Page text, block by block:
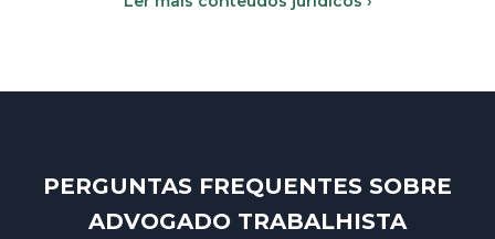
PERGUNTAS FREQUENTES SOBRE
ADVOGADO TRABALHISTA